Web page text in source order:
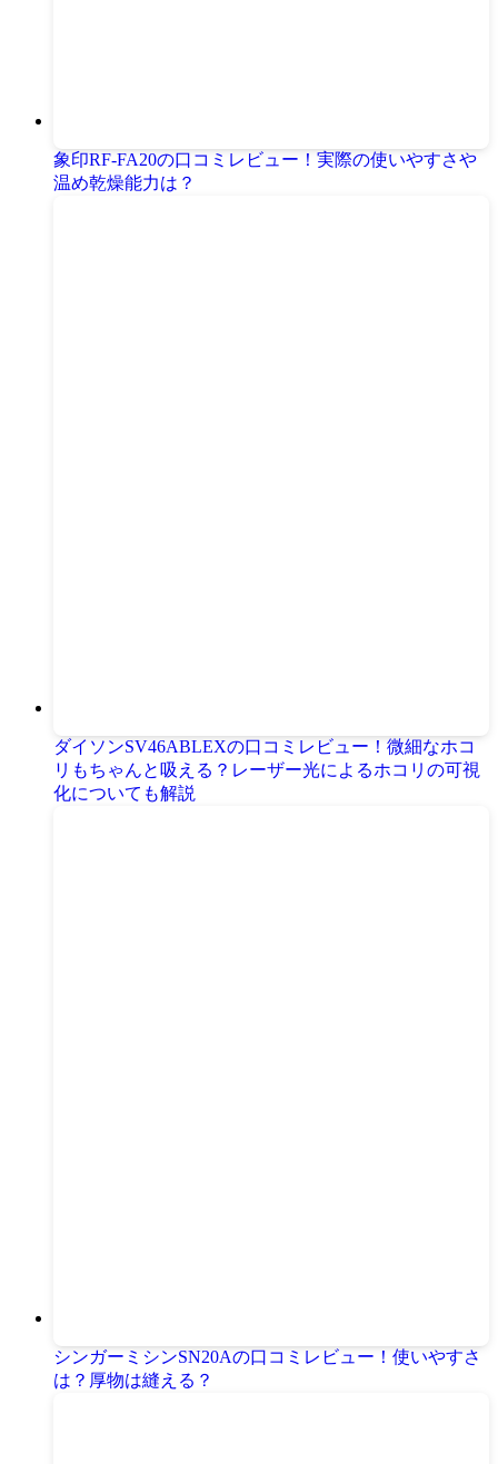
象印RF-FA20の口コミレビュー！実際の使いやすさや
温め乾燥能力は？
ダイソンSV46ABLEXの口コミレビュー！微細なホコ
リもちゃんと吸える？レーザー光によるホコリの可視
化についても解説
シンガーミシンSN20Aの口コミレビュー！使いやすさ
は？厚物は縫える？